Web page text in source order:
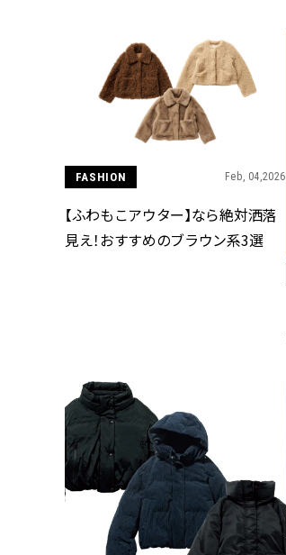
FASHION Feb, 04,2026
【ふわもこアウター】なら絶対洒落
見え！おすすめのブラウン系3選